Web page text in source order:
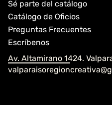
Sé parte del catálogo
Catálogo de Oficios
Preguntas Frecuentes
Escríbenos
Av. Altamirano 1424.